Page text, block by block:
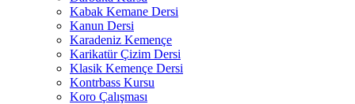
Kabak Kemane Dersi
Kanun Dersi
Karadeniz Kemençe
Karikatür Çizim Dersi
Klasik Kemençe Dersi
Kontrbass Kursu
Koro Çalışması